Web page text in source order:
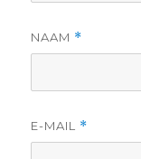
NAAM *
E-MAIL *